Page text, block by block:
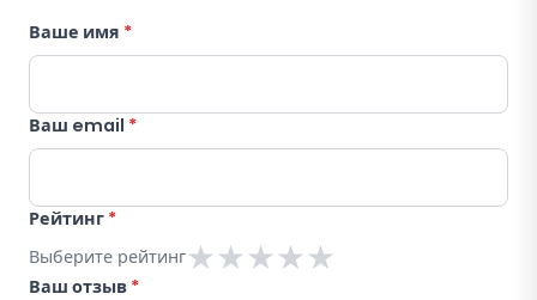
Ваше имя *
Ваш email *
Рейтинг *
★★★★★
Выберите рейтинг
Ваш отзыв *